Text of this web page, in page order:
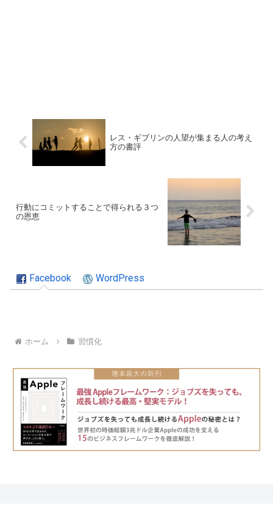
レス・ギブリンの人望が集まる人の考え
方の書評
行動にコミットすることで得られる３つ
の恩恵
Facebook WordPress
ホーム 習慣化